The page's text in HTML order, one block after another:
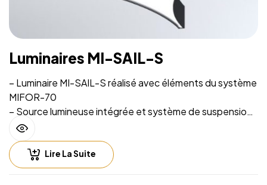
Luminaires MI-SAIL-S
– Luminaire MI-SAIL-S réalisé avec éléments du système
MIFOR-70
– Source lumineuse intégrée et système de suspension
sur filins
– Installation facile
– Hauteur de suspension facilement réglable
– Compatible with lighting control including Casambi
Lire La Suite